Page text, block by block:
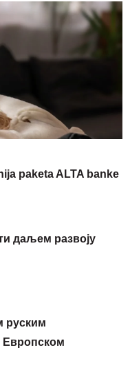
paketa ALTA banke
даљем развоју
руским
Европском